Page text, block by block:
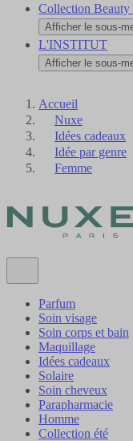
Collection Beauty
Afficher le sous-
L'INSTITUT
Afficher le sous-
Accueil
Nuxe
Idées cadeaux
Idée par genre
Femme
Parfum
Soin visage
Soin corps et bain
Maquillage
Idées cadeaux
Solaire
Soin cheveux
Parapharmacie
Homme
Collection été